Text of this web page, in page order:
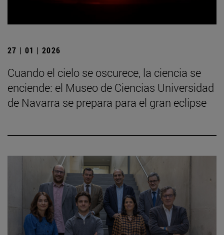
27 | 01 | 2026
Cuando el cielo se oscurece, la ciencia se
enciende: el Museo de Ciencias Universidad
de Navarra se prepara para el gran eclipse